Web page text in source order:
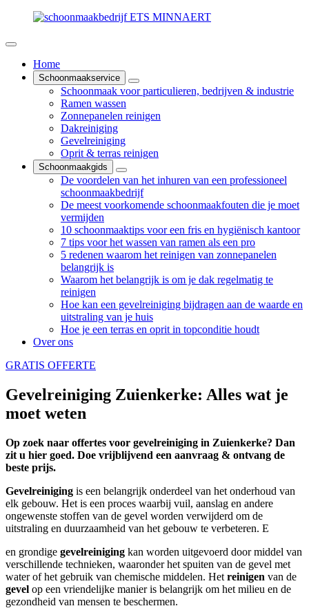
Home
Schoonmaakservice
Schoonmaak voor particulieren, bedrijven & industrie
Ramen wassen
Zonnepanelen reinigen
Dakreiniging
Gevelreiniging
Oprit & terras reinigen
Schoonmaakgids
De voordelen van het inhuren van een professioneel
schoonmaakbedrijf
De meest voorkomende schoonmaakfouten die je moet
vermijden
10 schoonmaaktips voor een fris en hygiënisch kantoor
7 tips voor het wassen van ramen als een pro
5 redenen waarom het reinigen van zonnepanelen
belangrijk is
Waarom het belangrijk is om je dak regelmatig te
reinigen
Hoe kan een gevelreiniging bijdragen aan de waarde en
uitstraling van je huis
Hoe je een terras en oprit in topconditie houdt
Over ons
GRATIS OFFERTE
Gevelreiniging Zuienkerke: Alles wat je
moet weten
Op zoek naar offertes voor gevelreiniging in Zuienkerke? Dan
zit u hier goed. Doe vrijblijvend een aanvraag & ontvang de
beste prijs.
Gevelreiniging is een belangrijk onderdeel van het onderhoud van
elk gebouw. Het is een proces waarbij vuil, aanslag en andere
ongewenste stoffen van de gevel worden verwijderd om de
uitstraling en duurzaamheid van het gebouw te verbeteren. E
en grondige gevelreiniging kan worden uitgevoerd door middel van
verschillende technieken, waaronder het spuiten van de gevel met
water of het gebruik van chemische middelen. Het reinigen van de
gevel op een vriendelijke manier is belangrijk om het milieu en de
gezondheid van mensen te beschermen.